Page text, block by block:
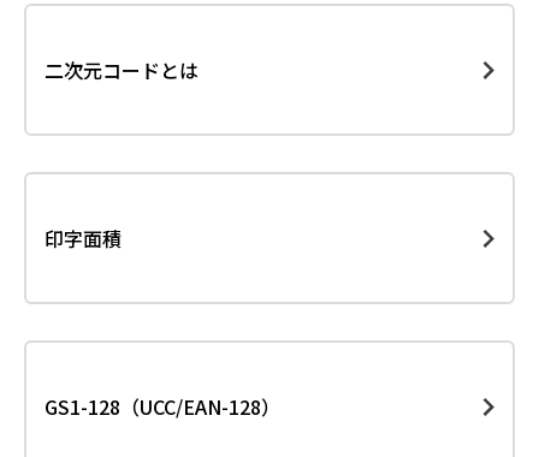
二次元コードとは
印字面積
GS1-128（UCC/EAN-128）